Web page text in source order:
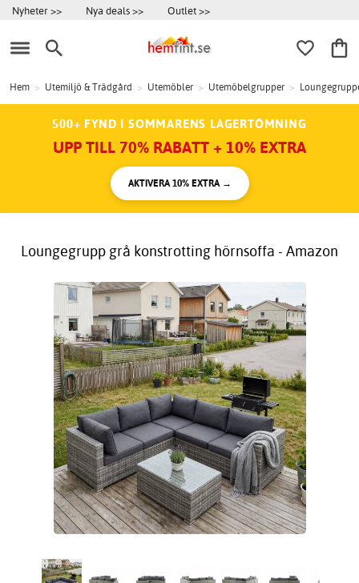
Nyheter >> Nya deals >> Outlet >>
Hem > Utemiljö & Trädgård > Utemöbler > Utemöbelgrupper >
500+ FYND I SOMMARENS LAGERTÖMNING
UPP TILL 70% RABATT + 10% EXTRA
AKTIVERA 10% EXTRA →
Loungegrupp grå konstrotting hörnsoffa - Amazon